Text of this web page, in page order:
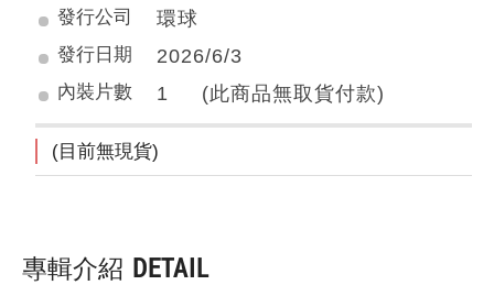
發行公司
環球
發行日期 2026/6/3
內裝片數 1 (此商品無取貨付款)
(目前無現貨)
專輯介紹 DETAIL